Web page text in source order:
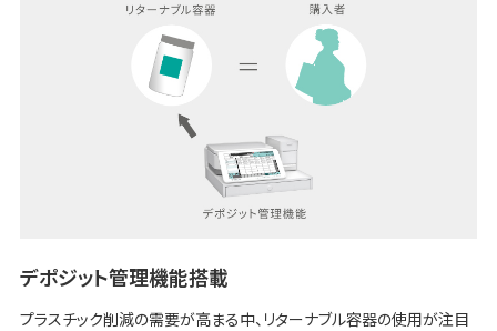
デポジット管理機能搭載
プラスチック削減の需要が高まる中、リターナブル容器の使用が注目